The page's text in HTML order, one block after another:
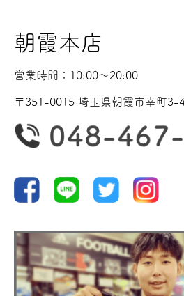
朝霞本店
営業時間：10:00〜20:00
〒351-0015 埼玉県朝霞市幸町3-